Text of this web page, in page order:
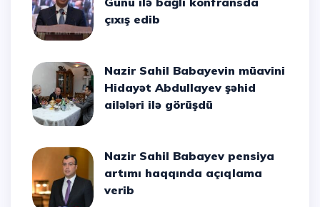
çıxış edib
Nazir Sahil Babayevin müavini
Hidayət Abdullayev şəhid
ailələri ilə görüşdü
Nazir Sahil Babayev pensiya
artımı haqqında açıqlama
verib